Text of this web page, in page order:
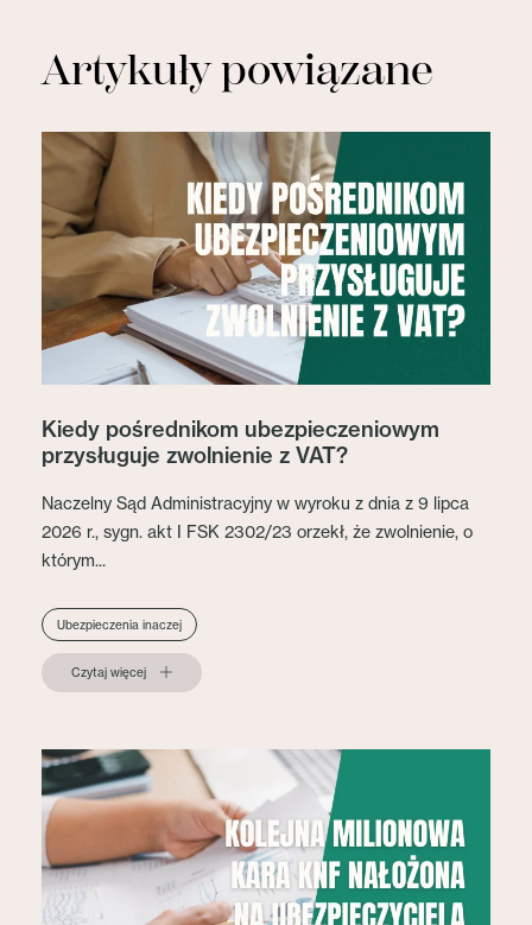
Artykuły powiązane
Kiedy pośrednikom ubezpieczeniowym
przysługuje zwolnienie z VAT?
Naczelny Sąd Administracyjny w wyroku z dnia z 9 lipca
2026 r., sygn. akt I FSK 2302/23 orzekł, że zwolnienie, o
którym...
Ubezpieczenia inaczej
Czytaj więcej